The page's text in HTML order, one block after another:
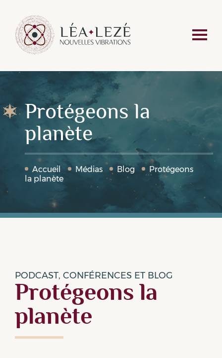
Protégeons la
planète
Accueil Médias Blog
Protégeons
la planète
PODCAST, CONFÉRENCES ET BLOG
Protégeons la
planète